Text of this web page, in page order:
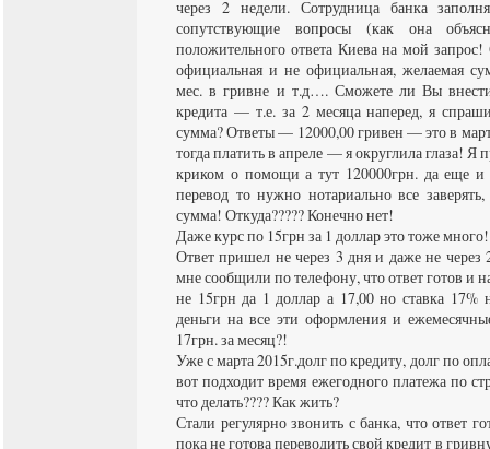
через 2 недели. Сотрудница банка
сопутствующие вопросы (как она
положительного ответа Киева на мой
официальная и не официальная, желаемая
мес. в гривне и т.д…. Сможете ли Вы
кредита — т.е. за 2 месяца наперед, я
сумма? Ответы — 12000,00 гривен — это в
тогда платить в апреле — я округлила глаза! Я
криком о помощи а тут 120000грн. да еще и
перевод то нужно нотариально все
сумма! Откуда????? Конечно нет!
Даже курс по 15грн за 1 доллар это тоже много!
Ответ пришел не через 3 дня и даже не через
мне сообщили по телефону, что ответ готов и
не 15грн да 1 доллар а 17,00 но ставка 17%
деньги на все эти оформления и
17грн. за месяц?!
Уже с марта 2015г.долг по кредиту, долг по
вот подходит время ежегодного платежа по
что делать???? Как жить?
Стали регулярно звонить с банка, что ответ
пока не готова переводить свой кредит в